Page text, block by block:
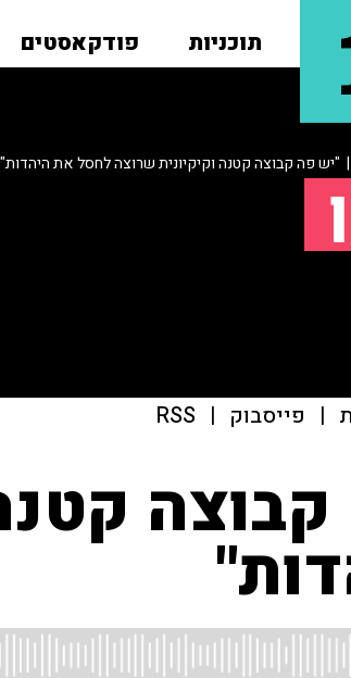
תוכניות פודקאסטים
| "יש פה קבוצה קטנה וקיקיונית שרוצה לחסל את היהדות"
| פייסבוק |
RSS